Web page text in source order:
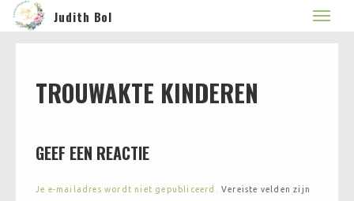
Judith Bol
TROUWAKTE KINDEREN
GEEF EEN REACTIE
Je e-mailadres wordt niet gepubliceerd.
Vereiste velden zijn